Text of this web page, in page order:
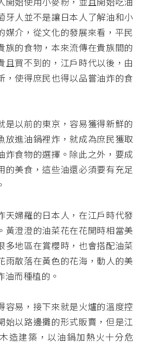
牙人並不是讓日本人了解油和小
媒介，從文化的發展來看，平民
族的食物，本來流傳在貴族間的
且買不到的，江戶時代以後，由
，使得庶民也得以品嘗油炸的食
是以前的東京，容易獲得新鮮的
放進油鍋裡炸，就成為庶民獲取
炸食物的選擇。除此之外，要成
的美食，這些油還必須要有充足
天婦羅的日本人，在江戶時代發
黃澄澄的油菜花在花開時相當美
多地區在賞櫻時，也會搭配油菜
雨散落在黃色的花海，動人的美
油而種植的。
容易，接下來就是火爐的溫度控
始以路邊攤的形式販賣，但是江
造建築，以油鍋加熱火十分危